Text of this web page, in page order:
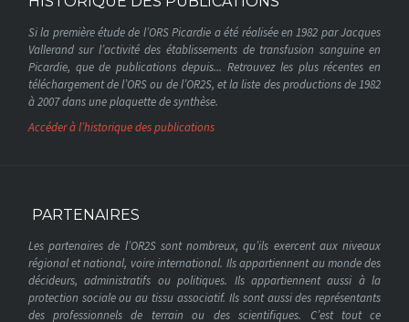
Si la première étude de l’ORS Picardie a été réalisée en 1982 par Jacques
Vallerand sur l’activité des établissements de transfusion sanguine en
Picardie, que de publications depuis... Retrouvez les plus récentes en
téléchargement de l’ORS ou de l’OR2S, et la liste des productions de 1982
à 2007 dans une plaquette de synthèse.
Accéder à l’historique des publications
PARTENAIRES
Les partenaires de l’OR2S sont nombreux, qu’ils exercent aux niveaux
régional et national, voire international. Ils appartiennent au monde des
décideurs, administratifs ou politiques. Ils appartiennent aussi à la
protection sociale ou au tissu associatif. Ils sont aussi des représentants
des professionnels de terrain ou des scientifiques. C’est tout ce